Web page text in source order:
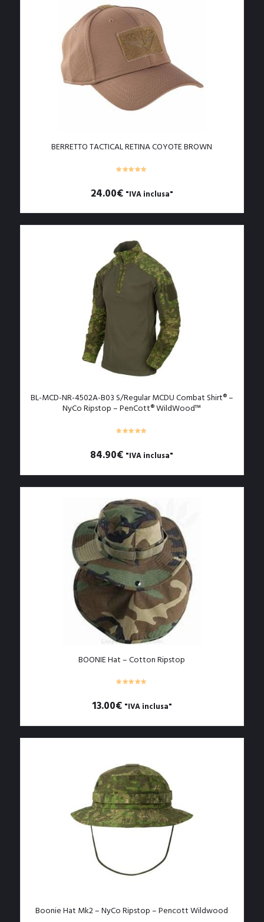
varianti.
Le
opzioni
possono
essere
scelte
nella
pagina
del
BERRETTO TACTICAL RETINA COYOTE BROWN
24.00€ "IVA inclusa"
più
varianti.
Le
opzioni
possono
pagina
prodotto
BL-MCD-NR-4502A-B03 S/Regular MCDU Combat Shirt® –
NyCo Ripstop – PenCott® WildWood™
84.90€ "IVA inclusa"
più
varianti.
Le
opzioni
possono
essere
scelte
nella
pagina
del
prodotto
BOONIE Hat – Cotton Ripstop
13.00€ "IVA inclusa"
varianti.
Le
opzioni
possono
essere
scelte
Boonie Hat Mk2 – NyCo Ripstop – Pencott Wildwood